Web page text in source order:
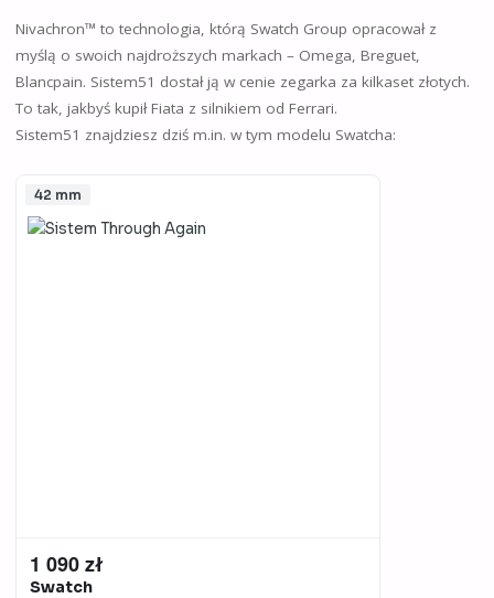
Nivachron™ to technologia, którą Swatch Group opracował z
myślą o swoich najdroższych markach – Omega, Breguet,
Blancpain. Sistem51 dostał ją w cenie zegarka za kilkaset złotych.
To tak, jakbyś kupił Fiata z silnikiem od Ferrari.
Sistem51 znajdziesz dziś m.in. w tym modelu Swatcha:
42 mm
1 090 zł
Swatch